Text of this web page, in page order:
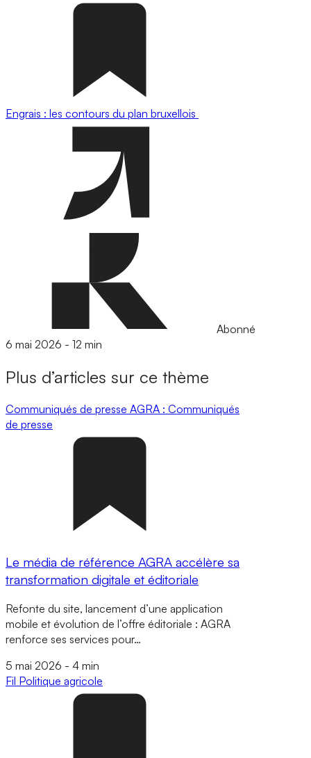
Engrais : les contours du plan bruxellois
Abonné
6 mai 2026 - 12 min
Plus d’articles sur ce thème
Communiqués de presse AGRA : Communiqués
de presse
Le média de référence AGRA accélère sa
transformation digitale et éditoriale
Refonte du site, lancement d’une application
mobile et évolution de l’offre éditoriale : AGRA
renforce ses services pour…
5 mai 2026 - 4 min
Fil Politique agricole